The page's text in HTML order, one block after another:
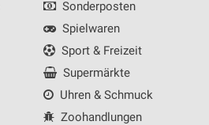
Sonderposten
Spielwaren
Sport & Freizeit
Supermärkte
Uhren & Schmuck
Zoohandlungen